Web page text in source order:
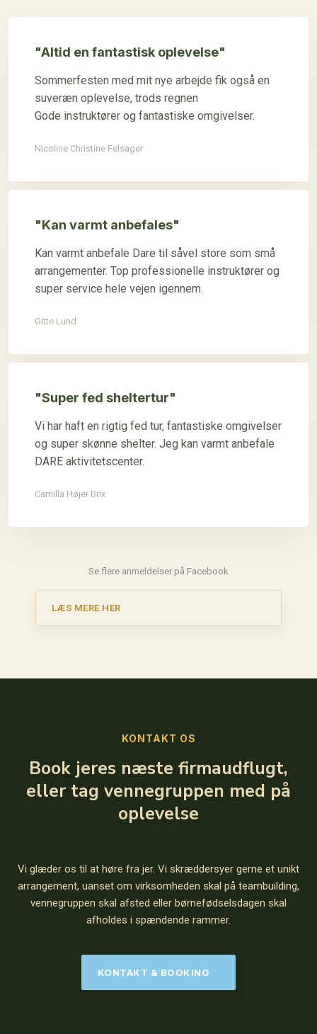
"Altid en fantastisk oplevelse"
Sommerfesten med mit nye arbejde fik også en
suveræn oplevelse, trods regnen
Gode instruktører og fantastiske omgivelser.
Nicoline Christine Felsager
"Kan varmt anbefales"
Kan varmt anbefale Dare til såvel store som små
arrangementer. Top professionelle instruktører og
super service hele vejen igennem.
Gitte Lund
"Super fed sheltertur"
Vi har haft en rigtig fed tur, fantastiske omgivelser
og super skønne shelter. Jeg kan varmt anbefale
DARE aktivitetscenter.
​Camilla Højer Brix
Se flere anmeldelser på Facebook​
LÆS MERE​ HER
KONTAKT OS
Book jeres næste firmaudflugt,
eller tag vennegruppen med på
oplevelse
Vi glæder os til at høre fra jer. Vi skræddersyer gerne et unikt
arrangement, uanset om virksomheden skal på teambuilding,
vennegruppen skal afsted eller børnefødselsdagen skal
afholdes i spændende rammer.
​KONTAKT & BOOKING